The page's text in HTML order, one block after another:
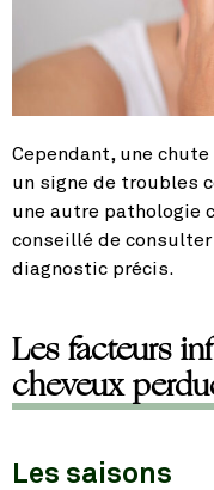
Cependant, une
un signe de troubles
une autre pathologie
conseillé de
diagnostic précis.
Les facteurs
cheveux
Les saisons